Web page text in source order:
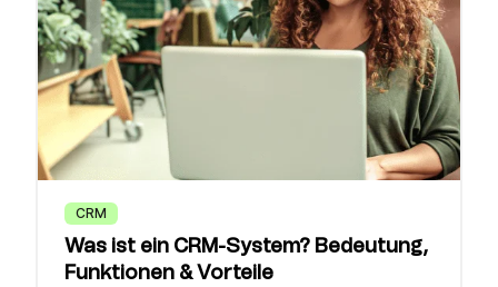
CRM
Was ist ein CRM-System? Bedeutung,
Funktionen & Vorteile